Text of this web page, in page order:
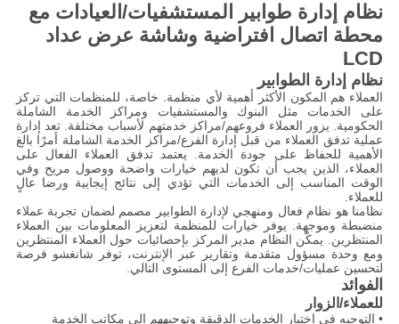
نظام إدارة طوابير المستشفيات/العيادات مع
محطة اتصال افتراضية وشاشة عرض عداد
LCD
نظام إدارة الطوابير
العملاء هم المكون الأكثر أهمية لأي منظمة. خاصة، للمنظمات التي تركز
على الخدمات مثل البنوك والمستشفيات ومراكز الخدمة الشاملة
الحكومية. يزور العملاء فروعهم/مراكز خدمتهم لأسباب مختلفة. تعد إدارة
عملية تدفق العملاء من قبل إدارة الفرع/مراكز الخدمة الشاملة أمرًا بالغ
الأهمية للحفاظ على جودة الخدمة. يعتمد تدفق العملاء الفعال على
العملاء، الذين يجب أن تكون لديهم خيارات واضحة ووصول مريح وفي
الوقت المناسب إلى الخدمات التي تؤدي إلى نتائج إيجابية ورضا عالٍ
للعملاء.
نظامنا هو نظام فعال ومنهجي لإدارة الطوابير مصمم لضمان تجربة عملاء
منضبطة وموجهة. يوفر خيارات للمنظمة لتعزيز المعلومات بين العملاء
المنتظرين. يمكّن النظام مدير المركز بإحصائيات حول العملاء المنتظرين
ومع وحدة مسؤول متقدمة وتقارير عبر الإنترنت، توفر شانغشو فرصة
لتحسين عمليات/خدمات الفرع إلى المستوى التالي.
الفوائد
للعملاء/الزوار
• التوجيه في اختيار الخدمات الدقيقة وتوجيههم إلى مكاتب الخدمة